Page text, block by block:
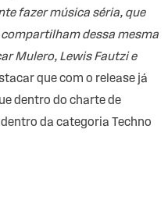
fazer música séria, que
dessa mesma
Mulero, Lewis Fautzi e
que com o release já
dentro do charte de
da categoria Techno